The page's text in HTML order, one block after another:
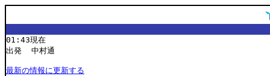
01:43現在
出発 中村通
最新の情報に更新する